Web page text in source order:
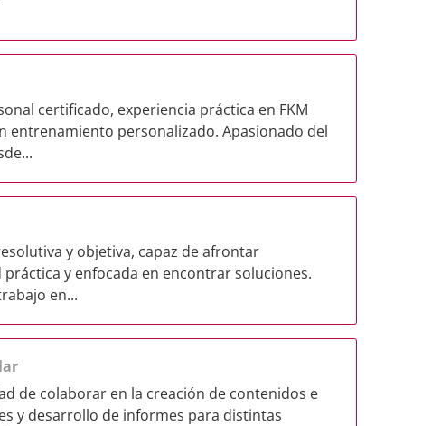
certificado, experiencia práctica en FKM
entrenamiento personalizado. Apasionado del
y objetiva, capaz de afrontar
y enfocada en encontrar soluciones.
en...
de colaborar en la creación de contenidos e
y desarrollo de informes para distintas